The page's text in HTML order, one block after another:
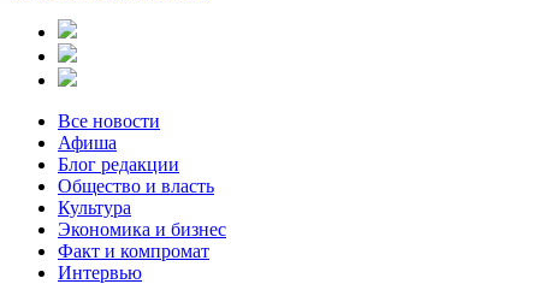
Все новости
Афиша
Блог редакции
Общество и власть
Культура
Экономика и бизнес
Факт и компромат
Интервью